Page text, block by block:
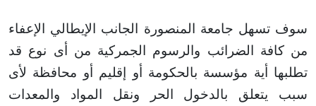
جامعة المنصورة الجانب الإيطالي الإعفاء
الضرائب والرسوم الجمركية من أى نوع قد
أية مؤسسة بالحكومة أو إقليم أو محافظة لأى
بالدخول الحر ونقل المواد والمعدات